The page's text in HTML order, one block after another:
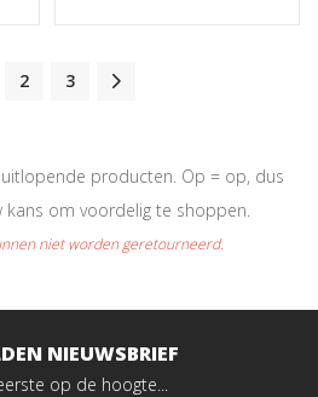
2 3
producten. Op = op, dus
kans om voordelig te shoppen.
niet worden geretourneerd.
NIEUWSBRIEF
op de hoogte...